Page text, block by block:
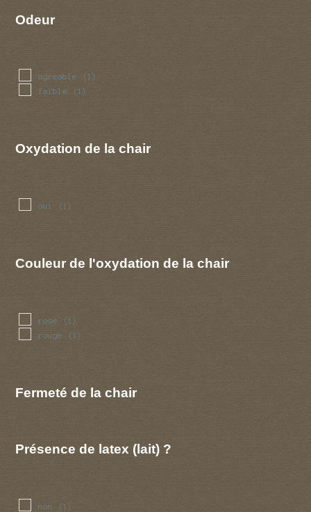
Odeur
agreable (1)
faible (1)
Oxydation de la chair
oui (1)
Couleur de l'oxydation de la chair
rose (1)
rouge (1)
Fermeté de la chair
Présence de latex (lait) ?
non (1)